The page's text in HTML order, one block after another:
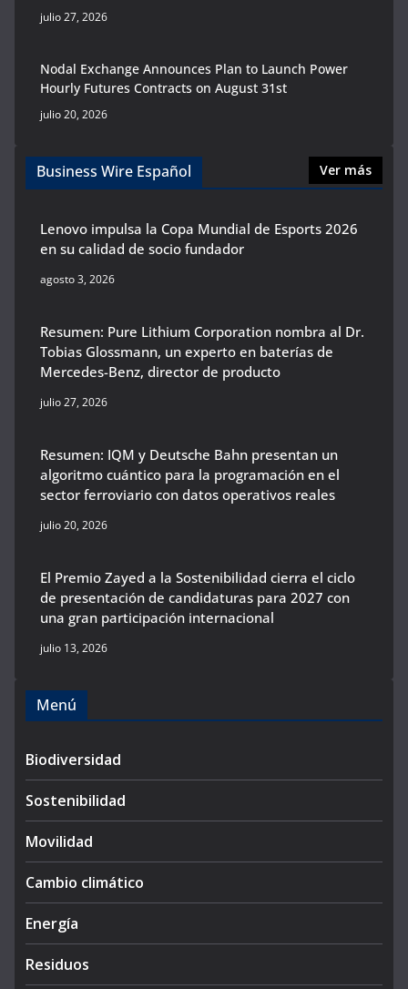
julio 27, 2026
Nodal Exchange Announces Plan to Launch Power
Hourly Futures Contracts on August 31st
julio 20, 2026
Business Wire Español Ver más
Lenovo impulsa la Copa Mundial de Esports 2026
en su calidad de socio fundador
agosto 3, 2026
Resumen: Pure Lithium Corporation nombra al Dr.
Tobias Glossmann, un experto en baterías de
Mercedes-Benz, director de producto
julio 27, 2026
Resumen: IQM y Deutsche Bahn presentan un
algoritmo cuántico para la programación en el
sector ferroviario con datos operativos reales
julio 20, 2026
El Premio Zayed a la Sostenibilidad cierra el ciclo
de presentación de candidaturas para 2027 con
una gran participación internacional
julio 13, 2026
Menú
Biodiversidad
Sostenibilidad
Movilidad
Cambio climático
Energía
Residuos